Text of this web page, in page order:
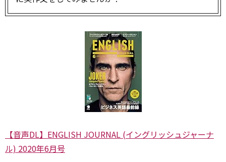
【音声DL】ENGLISH JOURNAL (イングリッシュジャーナ
ル) 2020年6月号